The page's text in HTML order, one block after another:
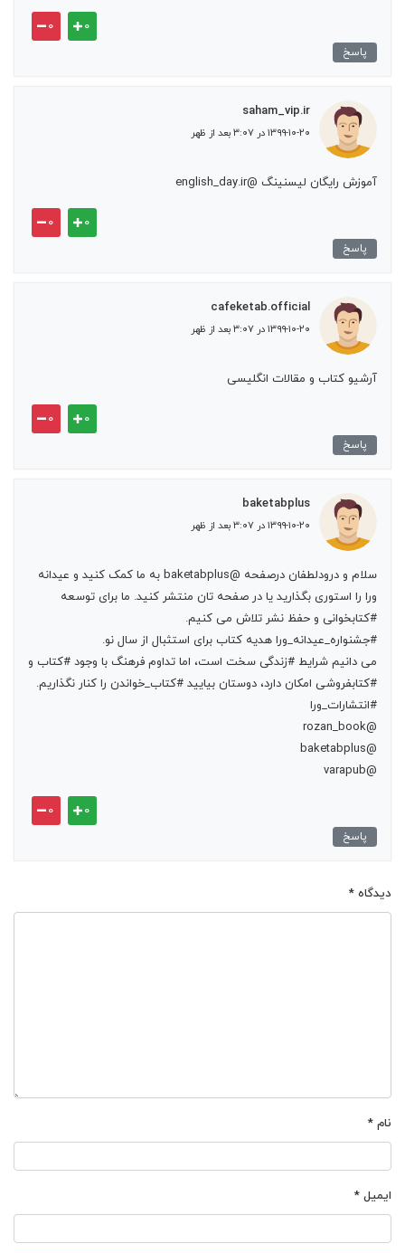
۰ ۰
پاسخ
saham_vip.ir
۱۳۹۹-۱۰-۲۰ در ۳:۰۷ بعد از ظهر
آموزش رایگان لیسنینگ @english_day.ir
۰ ۰
پاسخ
cafeketab.official
۱۳۹۹-۱۰-۲۰ در ۳:۰۷ بعد از ظهر
آرشیو کتاب و مقالات انگلیسی
۰ ۰
پاسخ
baketabplus
۱۳۹۹-۱۰-۲۰ در ۳:۰۷ بعد از ظهر
سلام و درودلطفان درصفحه @baketabplus به ما کمک کنید و عیدانه
ورا را استوری بگذارید یا در صفحه تان منتشر کنید. ما برای توسعه
#کتابخوانی و حفظ نشر تلاش می کنیم.
#جشنواره_عیدانه_ورا هدیه کتاب برای استثبال از سال نو.
می دانیم شرایط #زندگی سخت است، اما تداوم فرهنگ با وجود #کتاب و
#کتابفروشی امکان دارد، دوستان بیایید #کتاب_خواندن را کنار نگذاریم.
#انتشارات_ورا
@rozan_book
@baketabplus
@varapub
۰ ۰
پاسخ
دیدگاه *
نام *
ایمیل *